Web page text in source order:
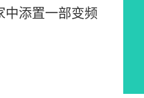
中添置一部变频